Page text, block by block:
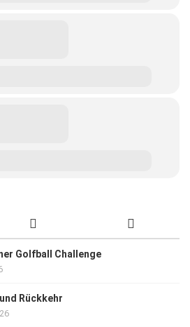
Golfball Challenge
Rückkehr